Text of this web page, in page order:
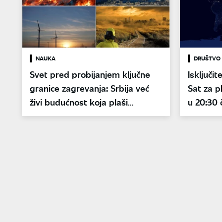
NAUKA
Svet pred probijanjem ključne
granice zagrevanja: Srbija već
živi budućnost koja plaši
naučnike
DRUŠTVO
Sat za
u 20:30